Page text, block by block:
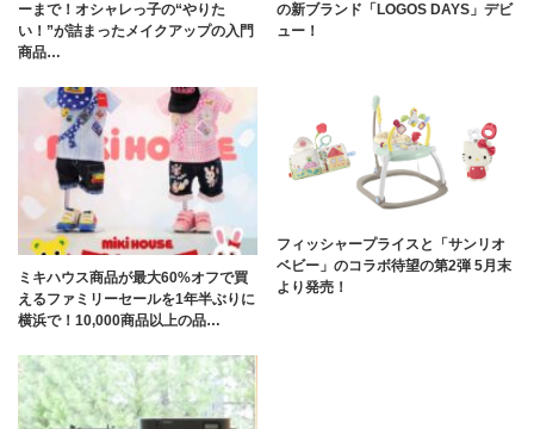
ーまで！オシャレっ子の“やりた
い！”が詰まったメイクアップの入門
商品…
の新ブランド「LOGOS DAYS」デビ
ュー！
ミキハウス商品が最大60%オフで買
えるファミリーセールを1年半ぶりに
横浜で！10,000商品以上の品…
フィッシャープライスと「サンリオ
ベビー」のコラボ待望の第2弾 5月末
より発売！